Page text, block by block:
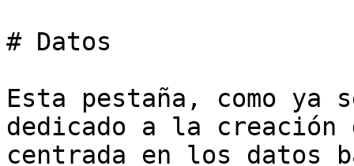
# Datos
Esta pestaña, como ya
dedicado a la creación
centrada en los datos